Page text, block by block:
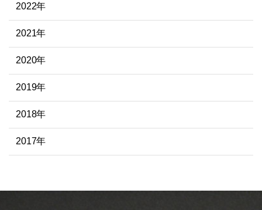
2022年
2021年
2020年
2019年
2018年
2017年